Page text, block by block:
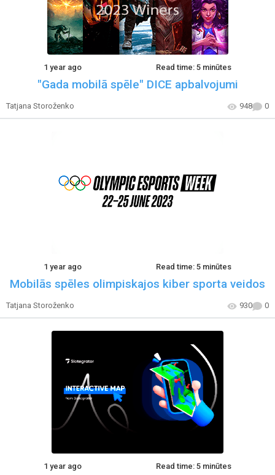
1 year ago Read time: 5 minūtes
"Gada mobilā spēle" DICE apbalvojumi
Tatjana Storoženko 948 0
1 year ago Read time: 5 minūtes
Mobilās spēles olimpiskajos kiber sporta veidos
Tatjana Storoženko 930 0
1 year ago Read time: 5 minūtes